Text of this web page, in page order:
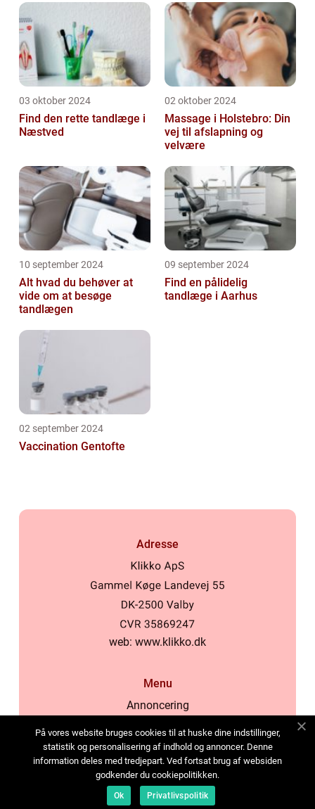
03 oktober 2024
Find den rette tandlæge i
Næstved
02 oktober 2024
Massage i Holstebro: Din
vej til afslapning og
velvære
10 september 2024
Alt hvad du behøver at
vide om at besøge
tandlægen
09 september 2024
Find en pålidelig
tandlæge i Aarhus
02 september 2024
Vaccination Gentofte
Adresse
web: www.klikko.dk
Menu
Annoncering
Cookies
Kontakt os
Sitemap
På vores website bruges cookies til at huske dine indstillinger,
statistik og personalisering af indhold og annoncer. Denne
information deles med tredjepart. Ved fortsat brug af websiden
godkender du cookiepolitikken.
Ok Privatlivspolitik